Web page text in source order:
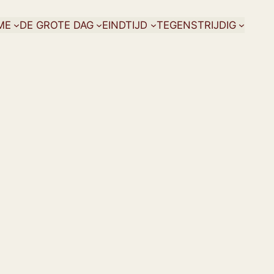
DE GROTE DAG EINDTIJD TEGENSTRIJDIG